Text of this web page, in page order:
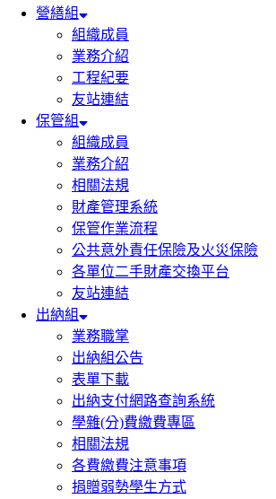
營繕組
組織成員
業務介紹
工程紀要
友站連結
保管組
組織成員
業務介紹
相關法規
財產管理系統
保管作業流程
公共意外責任保險及火災保險
各單位二手財產交換平台
友站連結
出納組
業務職掌
出納組公告
表單下載
出納支付網路查詢系統
學雜(分)費繳費專區
相關法規
各費繳費注意事項
捐贈弱勢學生方式